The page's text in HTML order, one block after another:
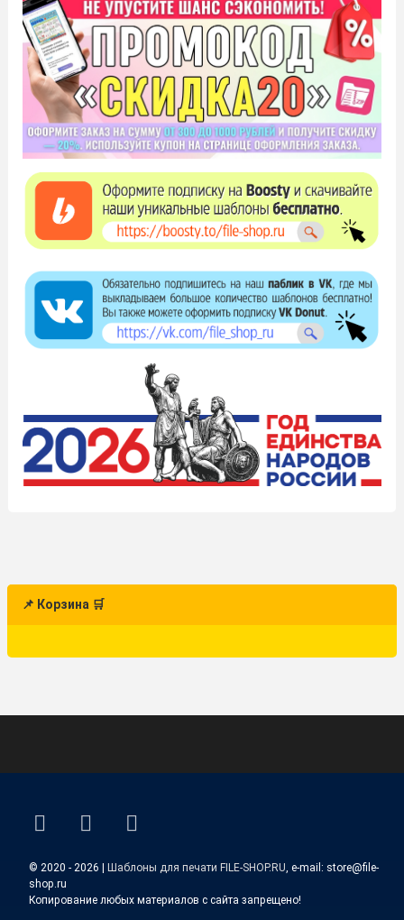
📌 Корзина 🛒
ВКонтакте
YouTube
E-mail
© 2020 - 2026 | Шаблоны для печати FILE-SHOP.RU , e-mail: store@file-
shop.ru
Копирование любых материалов с сайта запрещено!